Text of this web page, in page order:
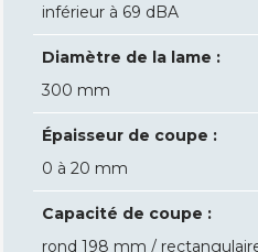
inférieur à 69 dBA
Diamètre de la lame :
300 mm
Épaisseur de coupe :
0 à 20 mm
Capacité de coupe :
rond 198 mm /